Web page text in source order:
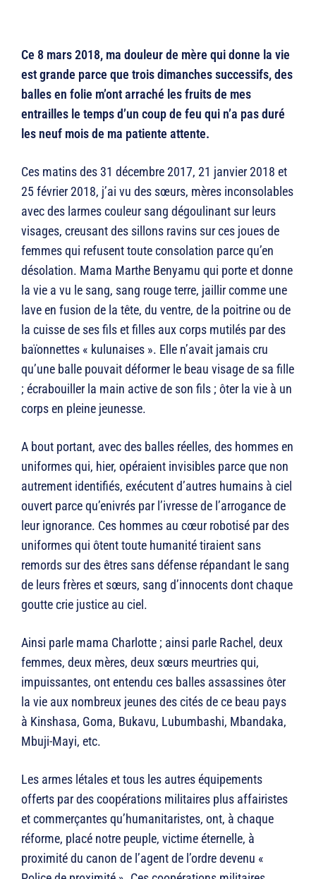
Ce 8 mars 2018, ma douleur de mère qui donne la vie
est grande parce que trois dimanches successifs, des
balles en folie m’ont arraché les fruits de mes
entrailles le temps d’un coup de feu qui n’a pas duré
les neuf mois de ma patiente attente.
Ces matins des 31 décembre 2017, 21 janvier 2018 et
25 février 2018, j’ai vu des sœurs, mères inconsolables
avec des larmes couleur sang dégoulinant sur leurs
visages, creusant des sillons ravins sur ces joues de
femmes qui refusent toute consolation parce qu’en
désolation. Mama Marthe Benyamu qui porte et donne
la vie a vu le sang, sang rouge terre, jaillir comme une
lave en fusion de la tête, du ventre, de la poitrine ou de
la cuisse de ses fils et filles aux corps mutilés par des
baïonnettes « kulunaises ». Elle n’avait jamais cru
qu’une balle pouvait déformer le beau visage de sa fille
; écrabouiller la main active de son fils ; ôter la vie à un
corps en pleine jeunesse.
A bout portant, avec des balles réelles, des hommes en
uniformes qui, hier, opéraient invisibles parce que non
autrement identifiés, exécutent d’autres humains à ciel
ouvert parce qu’enivrés par l’ivresse de l’arrogance de
leur ignorance. Ces hommes au cœur robotisé par des
uniformes qui ôtent toute humanité tiraient sans
remords sur des êtres sans défense répandant le sang
de leurs frères et sœurs, sang d’innocents dont chaque
goutte crie justice au ciel.
Ainsi parle mama Charlotte ; ainsi parle Rachel, deux
femmes, deux mères, deux sœurs meurtries qui,
impuissantes, ont entendu ces balles assassines ôter
la vie aux nombreux jeunes des cités de ce beau pays
à Kinshasa, Goma, Bukavu, Lubumbashi, Mbandaka,
Mbuji-Mayi, etc.
Les armes létales et tous les autres équipements
offerts par des coopérations militaires plus affairistes
et commerçantes qu’humanitaristes, ont, à chaque
réforme, placé notre peuple, victime éternelle, à
proximité du canon de l’agent de l’ordre devenu «